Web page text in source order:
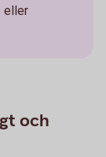
eller
och